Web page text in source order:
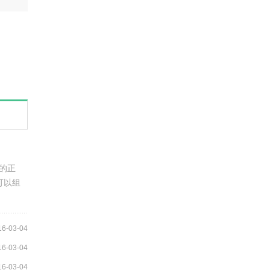
正
以组
03-04
03-04
03-04